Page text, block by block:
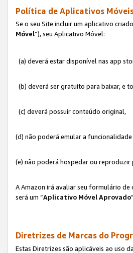
Política de Aplicativos
Se o seu Site incluir um aplicativo
Móvel”), seu Aplicativo Móvel:
(a) deverá estar disponível nas app
(b) deverá ser gratuito para baixar, e
(c) deverá possuir conteúdo original,
(d) não poderá emular a
(e) não poderá hospedar ou reproduzir
A Amazon irá avaliar seu formulário
será um “Aplicativo Móvel Aprovado
Diretrizes de Marcas do
Estas Diretrizes são aplicáveis ao uso